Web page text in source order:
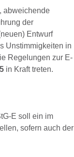
abweichende
der
Entwurf
Unstimmigkeiten in
Regelungen zur E-
in Kraft treten.
E soll ein im
sofern auch der